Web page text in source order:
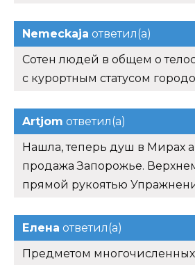
Nemeckaja ответил(а)
Сотен людей в общем о
с курортным статусом
Artjom ответил(а)
Нашла, теперь душ в Мирах
продажа Запорожье.
прямой рукоятью
Елена ответил(а)
Предметом